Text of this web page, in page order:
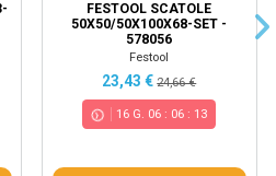
FESTOOL SCATOLE
50X50/50X100X68-SET -
578056
Festool
23,43 €24,66 €
16G. 06: 06: 13